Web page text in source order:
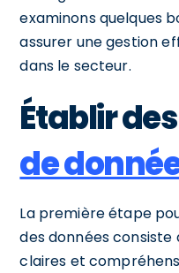
examinons quelques
assurer une gestion
dans le secteur.
Établir des
de
La première étape
des données
claires et